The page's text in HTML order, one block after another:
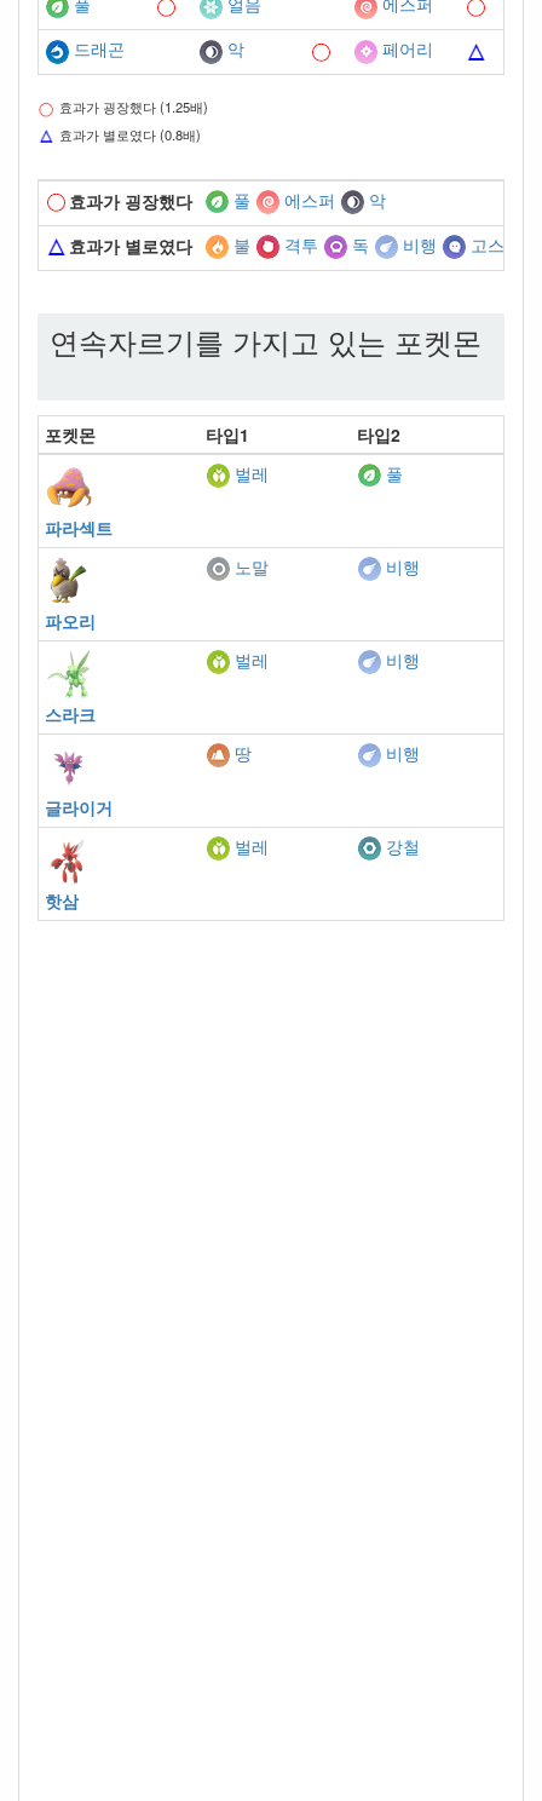
드래곤
악 페어리
효과가 굉장했다 (1.25배)
효과가 별로였다 (0.8배)
효과가 굉장했다 풀 에스퍼
악
효과가 별로였다
불 격투 독 비행 고스트
연속자르기를 가지고 있는 포켓몬
포켓몬 타입1 타입2
파라섹트
벌레 풀
파오리
노말 비행
스라크
벌레 비행
글라이거
땅 비행
핫삼
벌레 강철